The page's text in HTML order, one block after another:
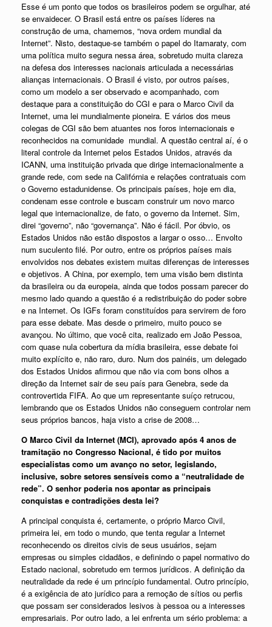
Esse é um ponto que todos os brasileiros podem se orgulhar, até
se envaidecer. O Brasil está entre os países líderes na
construção de uma, chamemos, “nova ordem mundial da
Internet”. Nisto, destaque-se também o papel do Itamaraty, com
uma política muito segura nessa área, sobretudo muita clareza
na defesa dos interesses nacionais articulada a necessárias
alianças internacionais. O Brasil é visto, por outros países,
como um modelo a ser observado e acompanhado, com
destaque para a constituição do CGI e para o Marco Civil da
Internet, uma lei mundialmente pioneira. E vários dos meus
colegas de CGI são bem atuantes nos foros internacionais e
reconhecidos na comunidade mundial. A questão central aí, é o
literal controle da Internet pelos Estados Unidos, através da
ICANN, uma instituição privada que dirige internacionalmente a
grande rede, com sede na Califórnia e relações contratuais com
o Governo estadunidense. Os principais países, hoje em dia,
condenam esse controle e buscam construir um novo marco
legal que internacionalize, de fato, o governo da Internet. Sim,
direi “governo”, não “governança”. Não é fácil. Por óbvio, os
Estados Unidos não estão dispostos a largar o osso… Envolto
num suculento filé. Por outro, entre os próprios países mais
envolvidos nos debates existem muitas diferenças de interesses
e objetivos. A China, por exemplo, tem uma visão bem distinta
da brasileira ou da europeia, ainda que todos possam parecer do
mesmo lado quando a questão é a redistribuição do poder sobre
e na Internet. Os IGFs foram constituídos para servirem de foro
para esse debate. Mas desde o primeiro, muito pouco se
avançou. No último, que você cita, realizado em João Pessoa,
com quase nula cobertura da mídia brasileira, esse debate foi
muito explícito e, não raro, duro. Num dos painéis, um delegado
dos Estados Unidos afirmou que não via com bons olhos a
direção da Internet sair de seu país para Genebra, sede da
controvertida FIFA. Ao que um representante suíço retrucou,
lembrando que os Estados Unidos não conseguem controlar nem
seus próprios bancos, haja visto a crise de 2008…
O Marco Civil da Internet (MCI), aprovado após 4 anos de
tramitação no Congresso Nacional, é tido por muitos
especialistas como um avanço no setor, legislando,
inclusive, sobre setores sensíveis como a “neutralidade de
rede”. O senhor poderia nos apontar as principais
conquistas e contradições desta lei?
A principal conquista é, certamente, o próprio Marco Civil,
primeira lei, em todo o mundo, que tenta regular a Internet
reconhecendo os direitos civis de seus usuários, sejam
empresas ou simples cidadãos, e definindo o papel normativo do
Estado nacional, sobretudo em termos jurídicos. A definição da
neutralidade da rede é um princípio fundamental. Outro princípio,
é a exigência de ato jurídico para a remoção de sítios ou perfis
que possam ser considerados lesivos à pessoa ou a interesses
empresariais. Por outro lado, a lei enfrenta um sério problema: a